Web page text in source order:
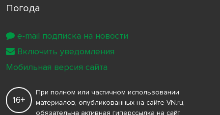
Погода
16+
При полном или частичном использовании
материалов, опубликованных на сайте VN.ru,
обязательна активная гиперссылка на сайт
e-mail подписка на новости
Включить уведомления
Мобильная версия сайта